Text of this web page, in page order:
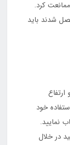
کرد.
شدند باید
خود
نمایید.
در خلال